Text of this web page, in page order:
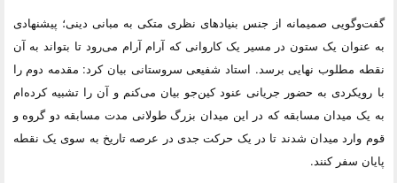
گفت‌وگویی صمیمانه از جنس بنیادهای نظری متکی به مبانی دینی؛ پیشنهادی
به عنوان یک ستون در مسیر یک کاروانی که آرام آرام می‌رود تا بتواند به آن
نقطه مطلوب نهایی برسد. استاد شفیعی سروستانی بیان کرد: مقدمه دوم را
با رویکردی به حضور جریانی عنود کین‌جو بیان می‌کنم و آن را تشبیه کرده‌ام
به یک میدان مسابقه که در این میدان بزرگ طولانی مدت مسابقه دو گروه و
قوم وارد میدان شدند تا در یک حرکت جدی در عرصه تاریخ به سوی یک نقطه
پایان سفر کنند.